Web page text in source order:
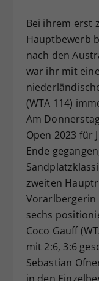
Bei ihrem erst
Hauptbewerb
nach den
war ihr mit
(WTA 114)
Am
Open 2023 für
Ende
zweiten
Vorarlbergerin
sechs
Coco Gauff
mit 2:6, 3:6
Sebastian
Zweck